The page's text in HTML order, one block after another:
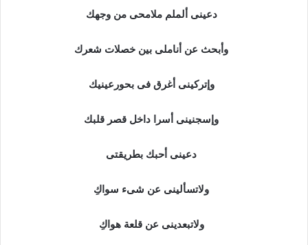
دعينى ألملم ملامحى من وجهك
وأبحث عن أناملى بين خصلات شعرك
وإتركينى أغرق فى بحورعينيك
وإسجنينى أسرا داخل قصر قلبك
دعينى أحبك بطريقتى
ولاتسألينى عن شىء سواكِ
ولاتبعدينى عن قلعة هواكِ